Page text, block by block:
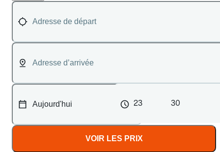
23 30
VOIR LES PRIX